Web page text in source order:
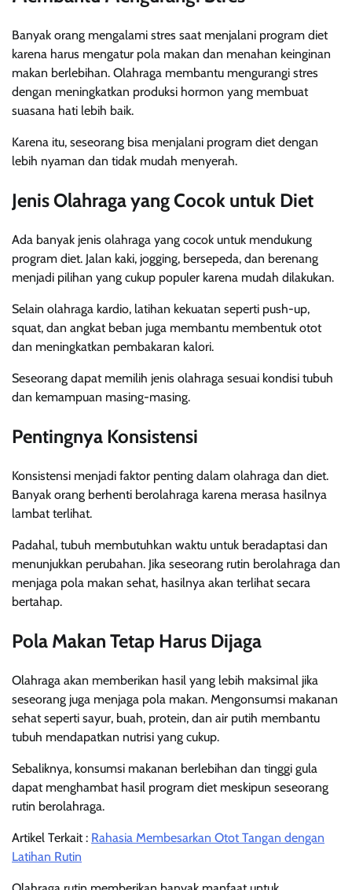
Banyak orang mengalami stres saat menjalani program diet
karena harus mengatur pola makan dan menahan keinginan
makan berlebihan. Olahraga membantu mengurangi stres
dengan meningkatkan produksi hormon yang membuat
suasana hati lebih baik.
Karena itu, seseorang bisa menjalani program diet dengan
lebih nyaman dan tidak mudah menyerah.
Jenis Olahraga yang Cocok untuk Diet
Ada banyak jenis olahraga yang cocok untuk mendukung
program diet. Jalan kaki, jogging, bersepeda, dan berenang
menjadi pilihan yang cukup populer karena mudah dilakukan.
Selain olahraga kardio, latihan kekuatan seperti push-up,
squat, dan angkat beban juga membantu membentuk otot
dan meningkatkan pembakaran kalori.
Seseorang dapat memilih jenis olahraga sesuai kondisi tubuh
dan kemampuan masing-masing.
Pentingnya Konsistensi
Konsistensi menjadi faktor penting dalam olahraga dan diet.
Banyak orang berhenti berolahraga karena merasa hasilnya
lambat terlihat.
Padahal, tubuh membutuhkan waktu untuk beradaptasi dan
menunjukkan perubahan. Jika seseorang rutin berolahraga dan
menjaga pola makan sehat, hasilnya akan terlihat secara
bertahap.
Pola Makan Tetap Harus Dijaga
Olahraga akan memberikan hasil yang lebih maksimal jika
seseorang juga menjaga pola makan. Mengonsumsi makanan
sehat seperti sayur, buah, protein, dan air putih membantu
tubuh mendapatkan nutrisi yang cukup.
Sebaliknya, konsumsi makanan berlebihan dan tinggi gula
dapat menghambat hasil program diet meskipun seseorang
rutin berolahraga.
Artikel Terkait : Rahasia Membesarkan Otot Tangan dengan
Latihan Rutin